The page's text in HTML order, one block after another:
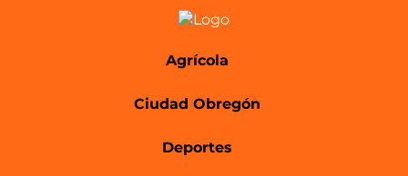
Agrícola
Ciudad Obregón
Deportes